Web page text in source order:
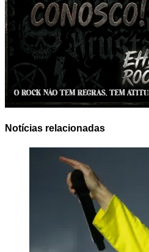
Notícias relacionadas